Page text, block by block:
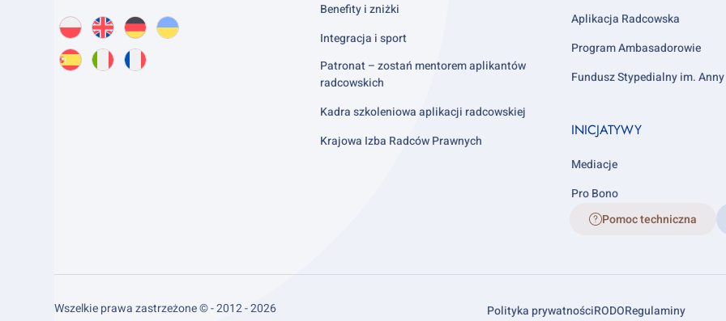
Wybierz
język:
PL
O
nas
EN
About
us
DE
About
us
UK
About
ES
AboutIT
AboutFR
About
Benefity i zniżki
Integracja i sport
Patronat – zostań mentorem aplikantów
radcowskich
Kadra szkoleniowa aplikacji radcowskiej
Krajowa Izba Radców Prawnych
Aplikacja Radcowska
Program Ambasadorowie
Fundusz Stypedialny im.
INICJATYWY
Mediacje
Pro Bono
Pomoc techniczna
Wszelkie prawa zastrzeżone © - 2012 - 2026
Footer
Polityka prywatnościRODORegulaminy